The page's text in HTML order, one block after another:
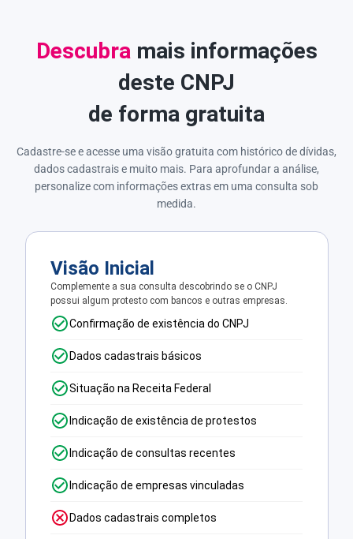
Descubramais informações
deste CNPJ
de forma gratuita
Cadastre-se e acesse uma visão gratuita com histórico de dívidas,
dados cadastrais e muito mais. Para aprofundar a análise,
personalize com informações extras em uma consulta sob
medida.
Visão Inicial
Complemente a sua consulta descobrindo se o CNPJ
possui algum protesto com bancos e outras empresas.
Confirmação de existência do CNPJ
Dados cadastrais básicos
Situação na Receita Federal
Indicação de existência de protestos
Indicação de consultas recentes
Indicação de empresas vinculadas
Dados cadastrais completos